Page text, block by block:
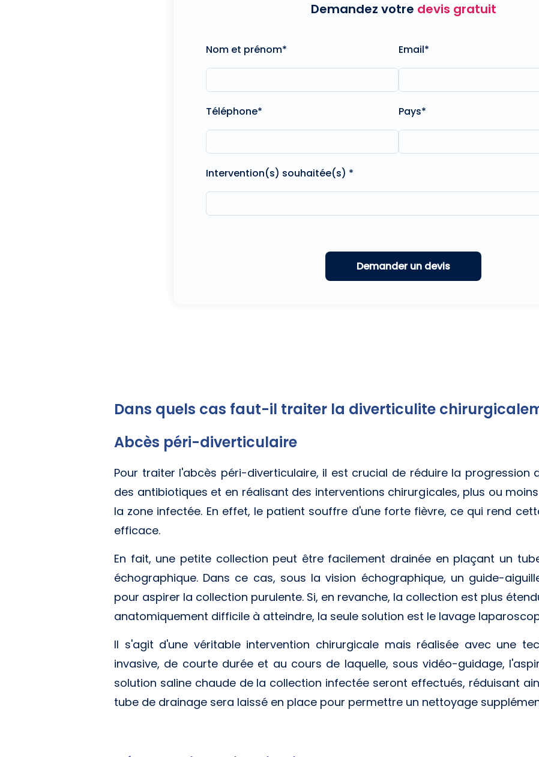
Demandez votre devis gratuit
Nom et prénom* Email*
Téléphone* Pays*
Intervention(s) souhaitée(s) *
Dans quels cas faut-il traiter la diverticulite
Abcès péri-diverticulaire
Pour traiter l'abcès péri-diverticulaire, il est crucial de réduire la progression
des antibiotiques et en réalisant des interventions chirurgicales, plus ou
la zone infectée. En effet, le patient souffre d'une forte fièvre, ce qui rend
efficace.
En fait, une petite collection peut être facilement drainée en plaçant un
échographique. Dans ce cas, sous la vision échographique, un guide-
pour aspirer la collection purulente. Si, en revanche, la collection est plus
anatomiquement difficile à atteindre, la seule solution est le lavage
Il s'agit d'une véritable intervention chirurgicale mais réalisée avec une
invasive, de courte durée et au cours de laquelle, sous vidéo-guidage,
solution saline chaude de la collection infectée seront effectués, réduisant
tube de drainage sera laissé en place pour permettre un nettoyage